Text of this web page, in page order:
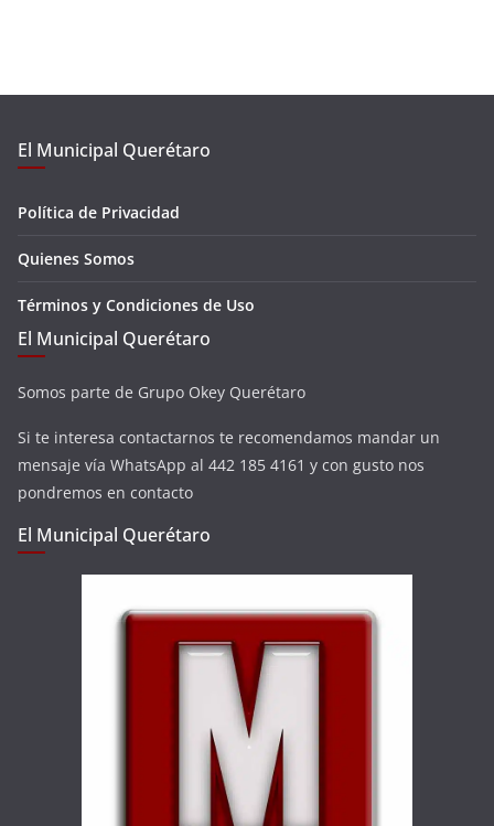
El Municipal Querétaro
Política de Privacidad
Quienes Somos
Términos y Condiciones de Uso
El Municipal Querétaro
Somos parte de Grupo Okey Querétaro
Si te interesa contactarnos te recomendamos mandar un
mensaje vía WhatsApp al 442 185 4161 y con gusto nos
pondremos en contacto
El Municipal Querétaro